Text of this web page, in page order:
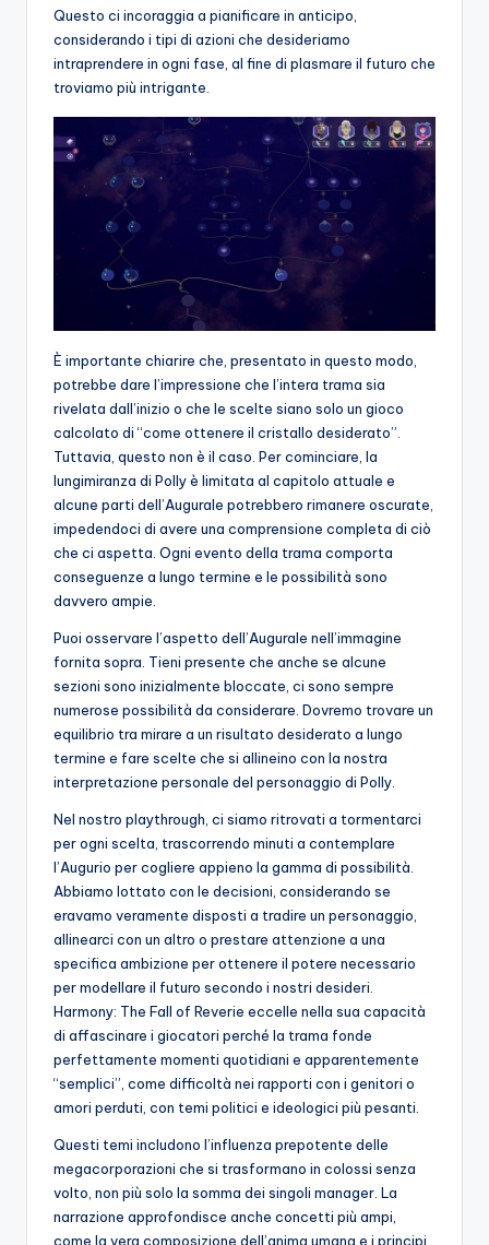
Questo ci incoraggia a pianificare in anticipo,
considerando i tipi di azioni che desideriamo
intraprendere in ogni fase, al fine di plasmare il futuro che
troviamo più intrigante.
È importante chiarire che, presentato in questo modo,
potrebbe dare l’impressione che l’intera trama sia
rivelata dall’inizio o che le scelte siano solo un gioco
calcolato di “come ottenere il cristallo desiderato”.
Tuttavia, questo non è il caso. Per cominciare, la
lungimiranza di Polly è limitata al capitolo attuale e
alcune parti dell’Augurale potrebbero rimanere oscurate,
impedendoci di avere una comprensione completa di ciò
che ci aspetta. Ogni evento della trama comporta
conseguenze a lungo termine e le possibilità sono
davvero ampie.
Puoi osservare l’aspetto dell’Augurale nell’immagine
fornita sopra. Tieni presente che anche se alcune
sezioni sono inizialmente bloccate, ci sono sempre
numerose possibilità da considerare. Dovremo trovare un
equilibrio tra mirare a un risultato desiderato a lungo
termine e fare scelte che si allineino con la nostra
interpretazione personale del personaggio di Polly.
Nel nostro playthrough, ci siamo ritrovati a tormentarci
per ogni scelta, trascorrendo minuti a contemplare
l’Augurio per cogliere appieno la gamma di possibilità.
Abbiamo lottato con le decisioni, considerando se
eravamo veramente disposti a tradire un personaggio,
allinearci con un altro o prestare attenzione a una
specifica ambizione per ottenere il potere necessario
per modellare il futuro secondo i nostri desideri.
Harmony: The Fall of Reverie eccelle nella sua capacità
di affascinare i giocatori perché la trama fonde
perfettamente momenti quotidiani e apparentemente
“semplici”, come difficoltà nei rapporti con i genitori o
amori perduti, con temi politici e ideologici più pesanti.
Questi temi includono l’influenza prepotente delle
megacorporazioni che si trasformano in colossi senza
volto, non più solo la somma dei singoli manager. La
narrazione approfondisce anche concetti più ampi,
come la vera composizione dell’anima umana e i principi